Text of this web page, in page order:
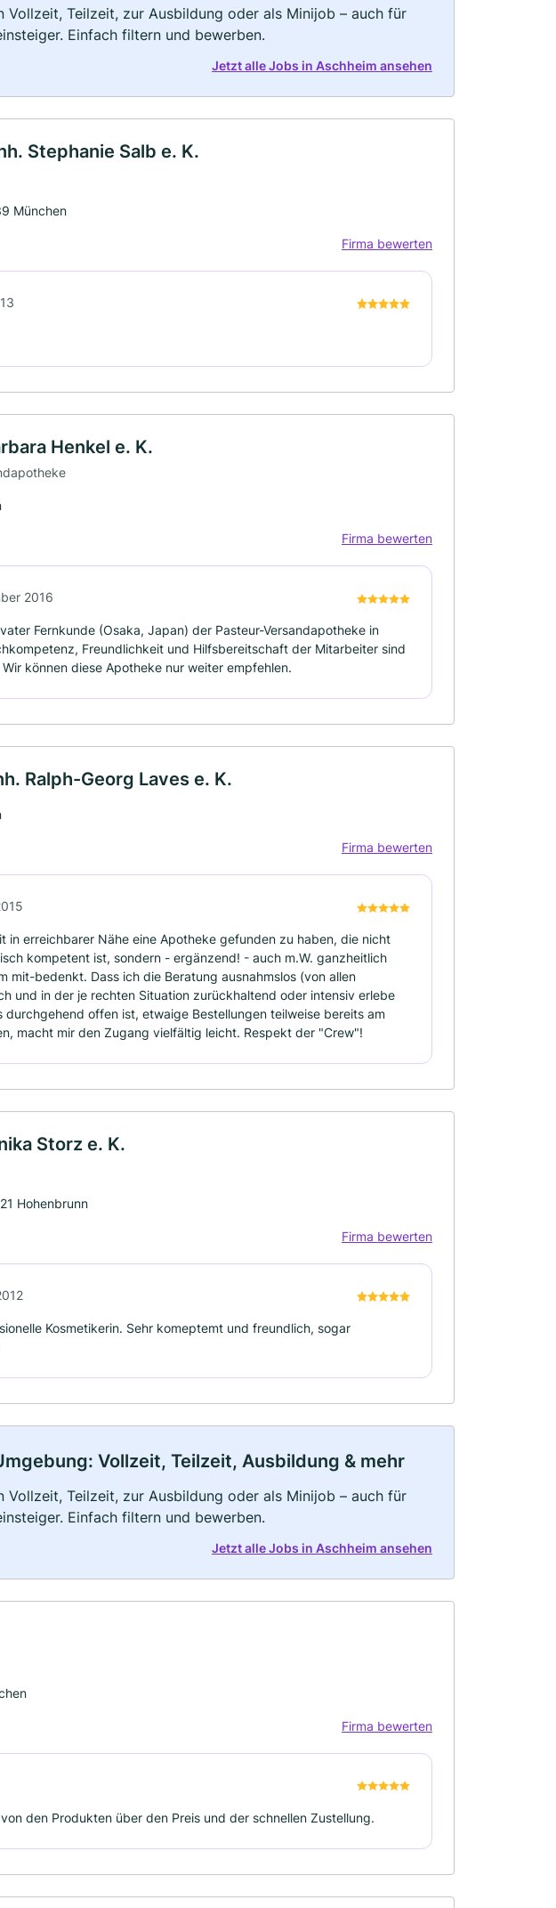
Vollzeit, Teilzeit, zur Ausbildung oder als Minijob – auch für
Einfach filtern und bewerben.
Jetzt alle Jobs in Aschheim ansehen
Stephanie Salb e. K.
München
Firma bewerten
Henkel e. K.
Firma bewerten
2016
Fernkunde (Osaka, Japan) der Pasteur-Versandapotheke in
Freundlichkeit und Hilfsbereitschaft der Mitarbeiter sind
können diese Apotheke nur weiter empfehlen.
Ralph-Georg Laves e. K.
Firma bewerten
in erreichbarer Nähe eine Apotheke gefunden zu haben, die nicht
kompetent ist, sondern - ergänzend! - auch m.W. ganzheitlich
mit-bedenkt. Dass ich die Beratung ausnahmslos (von allen
und in der je rechten Situation zurückhaltend oder intensiv erlebe
durchgehend offen ist, etwaige Bestellungen teilweise bereits am
macht mir den Zugang vielfältig leicht. Respekt der "Crew"!
Storz e. K.
Hohenbrunn
Firma bewerten
Kosmetikerin. Sehr komeptemt und freundlich, sogar
Vollzeit, Teilzeit, Ausbildung & mehr
Vollzeit, Teilzeit, zur Ausbildung oder als Minijob – auch für
Einfach filtern und bewerben.
Jetzt alle Jobs in Aschheim ansehen
Firma bewerten
den Produkten über den Preis und der schnellen Zustellung.